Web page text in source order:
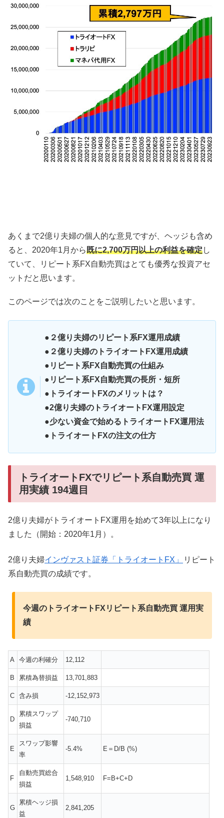
あくまで2億り夫婦の個人的な意見ですが、ヘッジも含め
ると、2020年1月から既に2,700万円以上の利益を確定し
ていて、リピート系FX自動売買はとても優秀な投資アセ
ットだと思います。
このページでは次のことをご説明したいと思います。
●２億り夫婦のリピート系FX運用成績
●２億り夫婦のトライオートFX運用成績
●リピート系FX自動売買の仕組み
●リピート系FX自動売買の長所・短所
●トライオートFXのメリットは？
●2億り夫婦のトライオートFX運用設定
●少ない資金で始めるトライオートFX運用法
●トライオートFXの注文の仕方
トライオートFXでリピート系自動売買 運
用実績 194週目
2億り夫婦がトライオートFX運用を始めて3年以上になり
ました（開始：2020年1月）。
2億り夫婦インヴァスト証券「トライオートFX」
リピート
系自動売買の成績です。
今週のトライオートFXリピート系自動売買 運用実
績
A 今週の利確分 12,112
B 累積為替損益 13,701,883
C 含み損 -12,152,973
D
累積スワップ
損益
-740,710
E
スワップ影響
率
-5.4% E＝D/B (%)
F
自動売買総合
損益
1,548,910 F=B+C+D
G
累積ヘッジ損
益
2,841,205